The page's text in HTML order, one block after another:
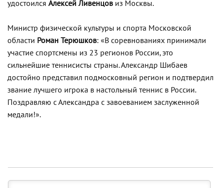
удостоился Алексей Ливенцов из Москвы.
Министр физической культуры и спорта Московской
области Роман Терюшков: «В соревнованиях принимали
участие спортсмены из 23 регионов России, это
сильнейшие теннисисты страны. Александр Шибаев
достойно представил подмосковный регион и подтвердил
звание лучшего игрока в настольный теннис в России.
Поздравляю с Александра с завоеванием заслуженной
медали!».